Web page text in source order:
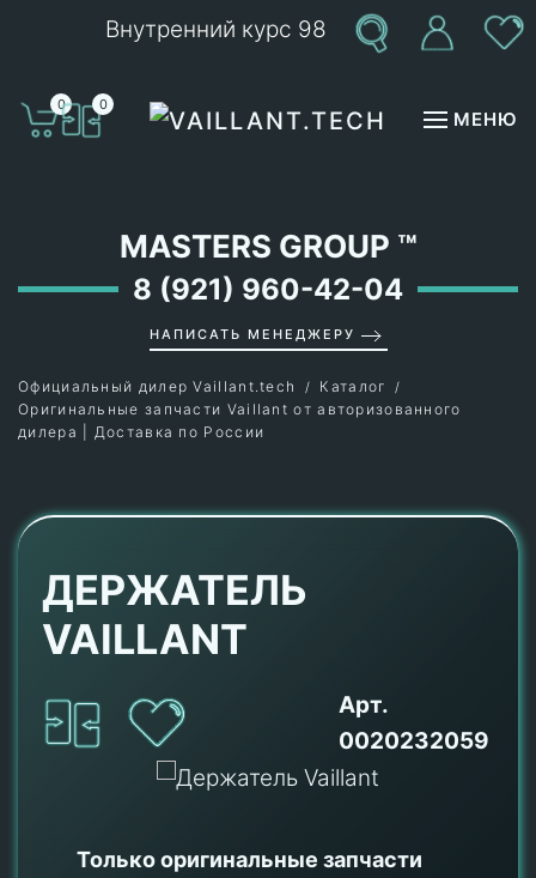
Внутренний курс 98
0 0
МЕНЮ
MASTERS GROUP ™
8 (921) 960-42-04
НАПИСАТЬ МЕНЕДЖЕРУ
Официальный дилер Vaillant.tech
Каталог
Оригинальные запчасти Vaillant от авторизованного
дилера | Доставка по России
ДЕРЖАТЕЛЬ
VAILLANT
Арт.
0020232059
Только оригинальные запчасти